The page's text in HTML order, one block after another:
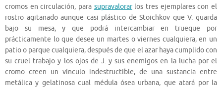
cromos en circulación, para supravalorarlos tres ejemplares con el
rostro agitanado aunque casi plástico de Stoichkov que V. guarda
bajo su mesa, y que podrá intercambiar en trueque por
prácticamente lo que desee un martes o viernes cualquiera, en un
patio o parque cualquiera, después de que el azar haya cumplido con
su cruel trabajo y los ojos de J. y sus enemigos en la lucha por el
cromo creen un vínculo indestructible, de una sustancia entre
metálica y gelatinosa cual médula ósea urbana, que atará por la